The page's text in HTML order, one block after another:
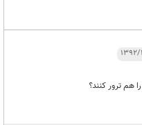
هم ترور کنند؟